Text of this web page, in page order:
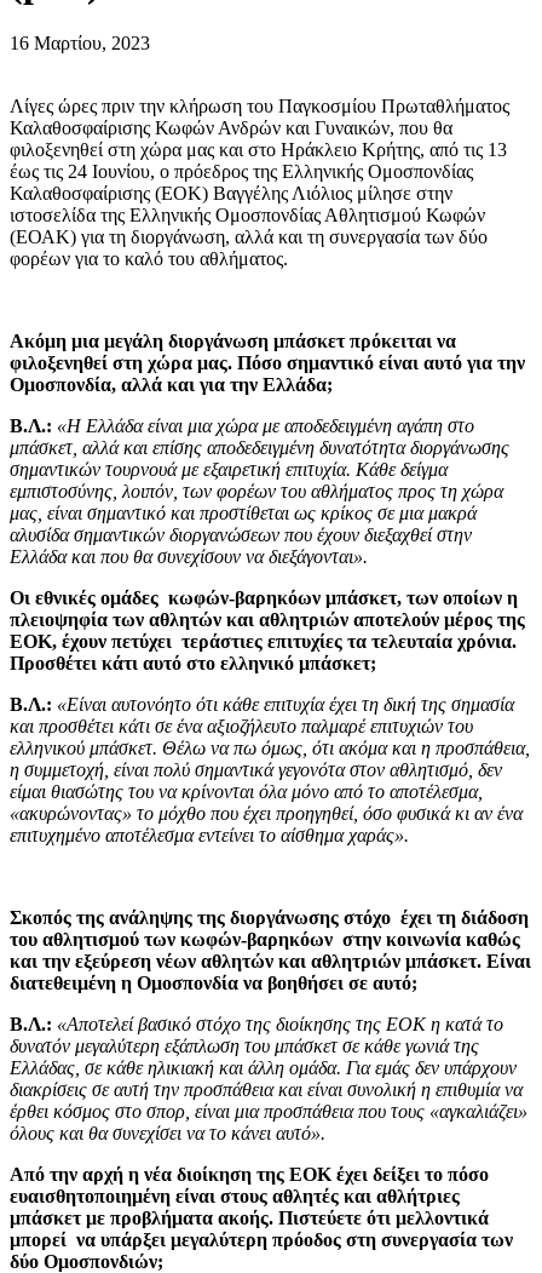
16 Μαρτίου, 2023
Λίγες ώρες πριν την κλήρωση του Παγκοσμίου Πρωταθλήματος
Καλαθοσφαίρισης Κωφών Ανδρών και Γυναικών, που θα
φιλοξενηθεί στη χώρα μας και στο Ηράκλειο Κρήτης, από τις 13
έως τις 24 Ιουνίου, ο πρόεδρος της Ελληνικής Ομοσπονδίας
Καλαθοσφαίρισης (ΕΟΚ) Βαγγέλης Λιόλιος μίλησε στην
ιστοσελίδα της Ελληνικής Ομοσπονδίας Αθλητισμού Κωφών
(ΕΟΑΚ) για τη διοργάνωση, αλλά και τη συνεργασία των δύο
φορέων για το καλό του αθλήματος.
Ακόμη μια μεγάλη διοργάνωση μπάσκετ πρόκειται να
φιλοξενηθεί στη χώρα μας. Πόσο σημαντικό είναι αυτό για την
Ομοσπονδία, αλλά και για την Ελλάδα;
Β.Λ.: «Η Ελλάδα είναι μια χώρα με αποδεδειγμένη αγάπη στο
μπάσκετ, αλλά και επίσης αποδεδειγμένη δυνατότητα διοργάνωσης
σημαντικών τουρνουά με εξαιρετική επιτυχία. Κάθε δείγμα
εμπιστοσύνης, λοιπόν, των φορέων του αθλήματος προς τη χώρα
μας, είναι σημαντικό και προστίθεται ως κρίκος σε μια μακρά
αλυσίδα σημαντικών διοργανώσεων που έχουν διεξαχθεί στην
Ελλάδα και που θα συνεχίσουν να διεξάγονται».
Οι εθνικές ομάδες κωφών-βαρηκόων μπάσκετ, των οποίων η
πλειοψηφία των αθλητών και αθλητριών αποτελούν μέρος της
ΕΟΚ, έχουν πετύχει τεράστιες επιτυχίες τα τελευταία χρόνια.
Προσθέτει κάτι αυτό στο ελληνικό μπάσκετ;
Β.Λ.: «Είναι αυτονόητο ότι κάθε επιτυχία έχει τη δική της σημασία
και προσθέτει κάτι σε ένα αξιοζήλευτο παλμαρέ επιτυχιών του
ελληνικού μπάσκετ. Θέλω να πω όμως, ότι ακόμα και η προσπάθεια,
η συμμετοχή, είναι πολύ σημαντικά γεγονότα στον αθλητισμό, δεν
είμαι θιασώτης του να κρίνονται όλα μόνο από το αποτέλεσμα,
«ακυρώνοντας» το μόχθο που έχει προηγηθεί, όσο φυσικά κι αν ένα
επιτυχημένο αποτέλεσμα εντείνει το αίσθημα χαράς».
Σκοπός της ανάληψης της διοργάνωσης στόχο έχει τη διάδοση
του αθλητισμού των κωφών-βαρηκόων στην κοινωνία καθώς
και την εξεύρεση νέων αθλητών και αθλητριών μπάσκετ. Είναι
διατεθειμένη η Ομοσπονδία να βοηθήσει σε αυτό;
Β.Λ.: «Αποτελεί βασικό στόχο της διοίκησης της ΕΟΚ η κατά το
δυνατόν μεγαλύτερη εξάπλωση του μπάσκετ σε κάθε γωνιά της
Ελλάδας, σε κάθε ηλικιακή και άλλη ομάδα. Για εμάς δεν υπάρχουν
διακρίσεις σε αυτή την προσπάθεια και είναι συνολική η επιθυμία να
έρθει κόσμος στο σπορ, είναι μια προσπάθεια που τους «αγκαλιάζει»
όλους και θα συνεχίσει να το κάνει αυτό».
Από την αρχή η νέα διοίκηση της ΕΟΚ έχει δείξει το πόσο
ευαισθητοποιημένη είναι στους αθλητές και αθλήτριες
μπάσκετ με προβλήματα ακοής. Πιστεύετε ότι μελλοντικά
μπορεί να υπάρξει μεγαλύτερη πρόοδος στη συνεργασία των
δύο Ομοσπονδιών;